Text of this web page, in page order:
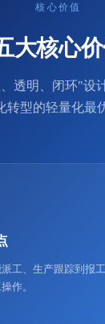
核心价值
大核心
透明、闭环"设
转型的轻量化最
工、生产跟踪到报
作。